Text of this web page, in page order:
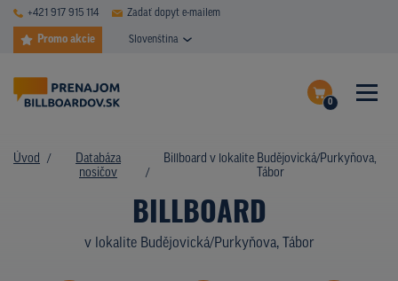
+421 917 915 114 Zadať dopyt e-mailem
Promo akcie Slovenština
0
Dokončiť dopyt
DATABÁZA NOSIČOV
PLOCHY V AKCII
CENY
Úvod
Databáza
nosičov
Billboard v lokalite Budějovická/Purkyňova,
Tábor
BILLBOARD
v lokalite Budějovická/Purkyňova, Tábor